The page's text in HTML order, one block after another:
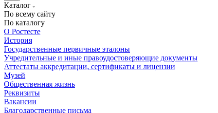
Каталог
По всему сайту
По каталогу
О Ростесте
История
Государственные первичные эталоны
Учредительные и иные правоудостоверяющие документы
Аттестаты аккредитации, сертификаты и лицензии
Музей
Общественная жизнь
Реквизиты
Вакансии
Благодарственные письма